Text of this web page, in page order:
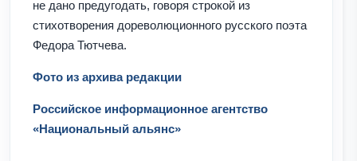
не дано предугодать, говоря строкой из
стихотворения дореволюционного русского поэта
Федора Тютчева.
Фото из архива редакции
Российское информационное агентство
«Национальный альянс»